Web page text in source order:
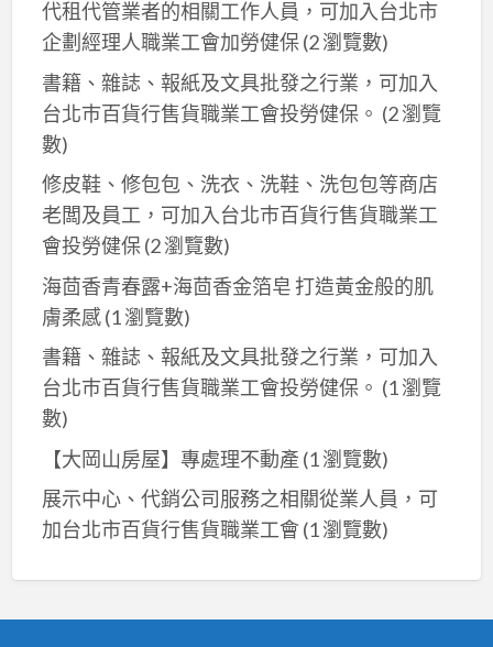
代租代管業者的相關工作人員，可加入台北市
企劃經理人職業工會加勞健保(2 瀏覽數)
書籍、雜誌、報紙及文具批發之行業，可加入
台北巿百貨行售貨職業工會投勞健保。 (2 瀏覽
數)
修皮鞋、修包包、洗衣、洗鞋、洗包包等商店
老闆及員工，可加入台北巿百貨行售貨職業工
會投勞健保(2 瀏覽數)
海茴香青春露+海茴香金箔皂 打造黃金般的肌
膚柔感(1 瀏覽數)
書籍、雜誌、報紙及文具批發之行業，可加入
台北巿百貨行售貨職業工會投勞健保。 (1 瀏覽
數)
【大岡山房屋】專處理不動產 (1 瀏覽數)
展示中心、代銷公司服務之相關從業人員，可
加台北市百貨行售貨職業工會 (1 瀏覽數)